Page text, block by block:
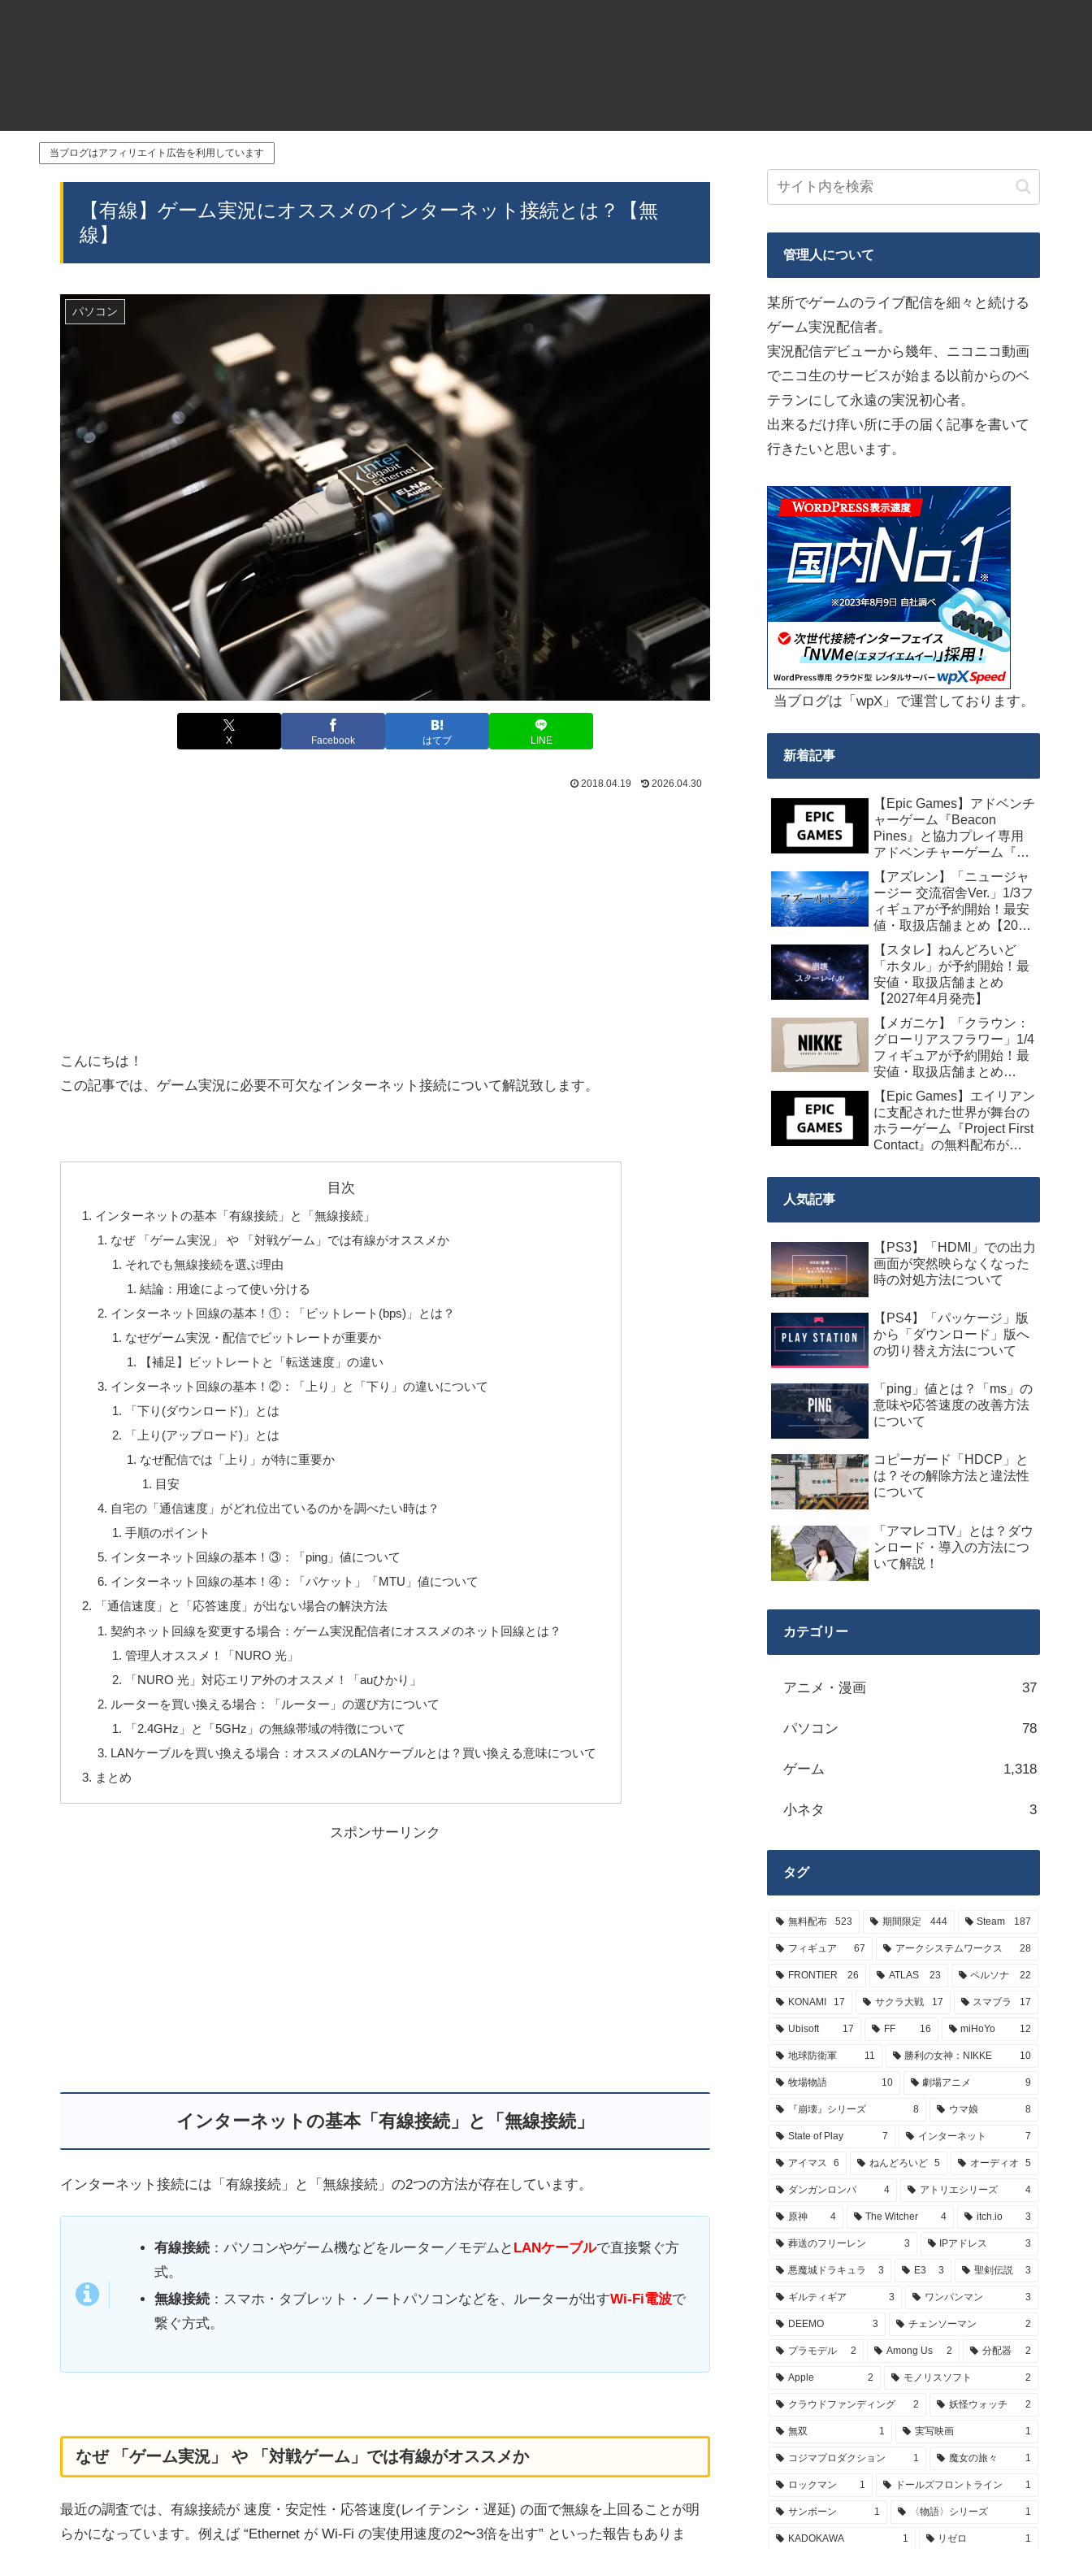
当ブログはアフィリエイト広告を利用しています
【有線】ゲーム実況にオススメのインターネット接続とは？【無
線】
パソコン
X Facebook はてブ LINE
2018.04.19 2026.04.30
こんにちは！
この記事では、ゲーム実況に必要不可欠なインターネット接続について解説致します。
目次
インターネットの基本「有線接続」と「無線接続」
なぜ 「ゲーム実況」 や 「対戦ゲーム」では有線がオススメか
それでも無線接続を選ぶ理由
結論：用途によって使い分ける
インターネット回線の基本！①：「ビットレート(bps)」とは？
なぜゲーム実況・配信でビットレートが重要か
【補足】ビットレートと「転送速度」の違い
インターネット回線の基本！②：「上り」と「下り」の違いについて
「下り(ダウンロード)」とは
「上り(アップロード)」とは
なぜ配信では「上り」が特に重要か
目安
自宅の「通信速度」がどれ位出ているのかを調べたい時は？
手順のポイント
インターネット回線の基本！③：「ping」値について
インターネット回線の基本！④：「パケット」「MTU」値について
「通信速度」と「応答速度」が出ない場合の解決方法
契約ネット回線を変更する場合：ゲーム実況配信者にオススメのネット回線とは？
管理人オススメ！「NURO 光」
「NURO 光」対応エリア外のオススメ！「auひかり」
ルーターを買い換える場合：「ルーター」の選び方について
「2.4GHz」と「5GHz」の無線帯域の特徴について
LANケーブルを買い換える場合：オススメのLANケーブルとは？買い換える意味について
まとめ
スポンサーリンク
インターネットの基本「有線接続」と「無線接続」
インターネット接続には「有線接続」と「無線接続」の2つの方法が存在しています。
有線接続 ：パソコンやゲーム機などをルーター／モデムと LANケーブルで直接繋ぐ方
式。
無線接続 ：スマホ・タブレット・ノートパソコンなどを、ルーターが出すWi-Fi電波で
繋ぐ方式。
なぜ 「ゲーム実況」 や 「対戦ゲーム」では有線がオススメか
最近の調査では、有線接続が 速度・安定性・応答速度(レイテンシ・遅延) の面で無線を上回ることが明
らかになっています。例えば “Ethernet が Wi-Fi の実使用速度の2〜3倍を出す” といった報告もありま
管理人について
某所でゲームのライブ配信を細々と続ける
ゲーム実況配信者。
実況配信デビューから幾年、ニコニコ動画
でニコ生のサービスが始まる以前からのベ
テランにして永遠の実況初心者。
出来るだけ痒い所に手の届く記事を書いて
行きたいと思います。
当ブログは「wpX」で運営しております。
新着記事
【Epic Games】アドベンチ
ャーゲーム『Beacon
Pines』と協力プレイ専用
アドベンチャーゲーム『We
Were Here Together』の無
料配布が来週2026年8月14
日午前0時までの期間限定
で開始！
【アズレン】「ニュージャ
ージー 交流宿舎Ver.」1/3フ
ィギュアが予約開始！最安
値・取扱店舗まとめ【2027
年2月発売】
【スタレ】ねんどろいど
「ホタル」が予約開始！最
安値・取扱店舗まとめ
【2027年4月発売】
【メガニケ】「クラウン：
グローリアスフラワー」1/4
フィギュアが予約開始！最
安値・取扱店舗まとめ
【2027年5月発売】
【Epic Games】エイリアン
に支配された世界が舞台の
ホラーゲーム『Project First
Contact』の無料配布が
の期間限定で開始
人気記事
【PS3】「HDMI」での出力
画面が突然映らなくなった
時の対処方法について
【PS4】「パッケージ」版
から「ダウンロード」版へ
の切り替え方法について
「ping」値とは？「ms」の
意味や応答速度の改善方法
について
コピーガード「HDCP」と
は？その解除方法と違法性
について
「アマレコTV」とは？ダウ
ンロード・導入の方法につ
いて解説！
カテゴリー
アニメ・漫画 37
パソコン 78
ゲーム 1,318
小ネタ 3
タグ
無料配布 523 期間限定 444 Steam 187
フィギュア 67 アークシステムワークス 28
FRONTIER 26 ATLAS 23 ペルソナ 22
KONAMI 17 サクラ大戦 17 スマブラ 17
Ubisoft 17 FF 16 miHoYo 12
地球防衛軍 11 勝利の女神：NIKKE 10
牧場物語 10 劇場アニメ 9
『崩壊』シリーズ 8 ウマ娘 8
State of Play 7 インターネット 7
アイマス 6 ねんどろいど 5 オーディオ 5
ダンガンロンパ 4 アトリエシリーズ 4
原神 4 The Witcher 4 itch.io 3
葬送のフリーレン 3 IPアドレス 3
悪魔城ドラキュラ 3 E3 3 聖剣伝説 3
ギルティギア 3 ワンパンマン 3
DEEMO 3 チェンソーマン 2
プラモデル 2 Among Us 2 分配器 2
Apple 2 モノリスソフト 2
クラウドファンディング 2 妖怪ウォッチ 2
無双 1 実写映画 1
コジマプロダクション 1 魔女の旅々 1
ロックマン 1 ドールズフロントライン 1
サンボーン 1 〈物語〉シリーズ 1
KADOKAWA 1 リゼロ 1